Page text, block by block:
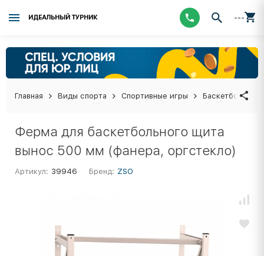
ИДЕАЛЬНЫЙ ТУРНИК ---
Главная Виды спорта Спортивные игры Баскетбол
Ферма для баскетбольного щита
вынос 500 мм (фанера, оргстекло)
Артикул: 39946 Бренд: ZSO